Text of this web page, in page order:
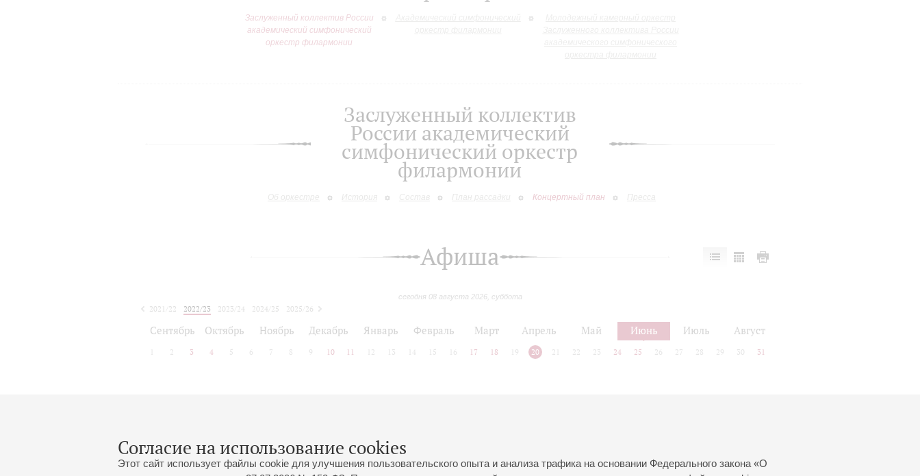
Согласие на использование cookies
Этот сайт использует файлы cookie для улучшения пользовательского опыта и анализа трафика на основании Федерального закона «О
Заслуженный коллектив России
академический симфонический
оркестр филармонии
Заслуженный коллектив
России академический
симфонический оркестр
филармонии
Об оркестре История Состав План рассадки Концертный план Пресса
Афиша
сегодня 08 августа 2026, суббота
2021/22 2022/23 2023/24 2024/25
2025/26
Сентябрь Октябрь Ноябрь Декабрь Январь Февраль Март Апрель Май Июнь Июль Август
2 3 4 5 6 7 8 9 10 11 12 13 14 15 16 17 18 19 20 21 22 23 24 25 26 27 28 29 30 31